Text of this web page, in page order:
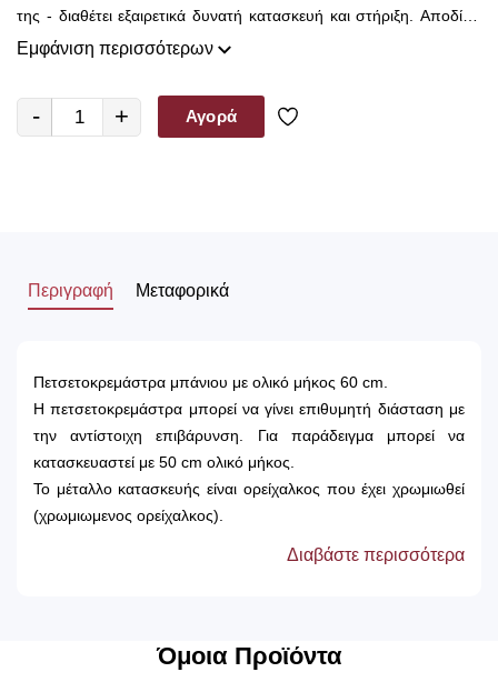
της - διαθέτει εξαιρετικά δυνατή κατασκευή και στήριξη. Αποδίδει
εξαιρετικά και σε χρώμα, δημιουργώντας την απόλυτη αρμονία ή
κόστους και ποιότητας. Μοιάζει με τη σειρά twist αλλά η διαφορά
τους εντοπίζεται στο πάχος του μετάλλου.
Εμφάνιση περισσότερων
- + Αγορά
Περιγραφή Μεταφορικά
Πετσετοκρεμάστρα μπάνιου με ολικό μήκος 60 cm.
Η πετσετοκρεμάστρα μπορεί να γίνει επιθυμητή διάσταση με
την αντίστοιχη επιβάρυνση. Για παράδειγμα μπορεί να
κατασκευαστεί με 50 cm ολικό μήκος.
Το μέταλλο κατασκευής είναι ορείχαλκος που έχει χρωμιωθεί
(χρωμιωμενος ορείχαλκος).
στήριξης του προϊόντος, ανοξείδωτες βίδες (για να μην
Το προϊόν κατασκευάζεται στην Ελλάδα, από την πιο
σύγχρονη και διαρκώς εξελισσόμενη εταιρία στο τομέα των
Διαβάστε περισσότερα
Όμοια Προϊόντα